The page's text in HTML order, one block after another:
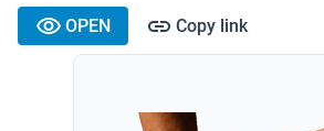
OPEN Copy link